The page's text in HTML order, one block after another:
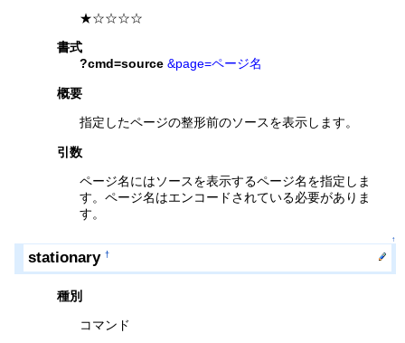
★☆☆☆☆
書式
?cmd=source &page=ページ名
概要
指定したページの整形前のソースを表示します。
引数
ページ名にはソースを表示するページ名を指定しま
す。ページ名はエンコードされている必要がありま
す。
↑
stationary †
種別
コマンド